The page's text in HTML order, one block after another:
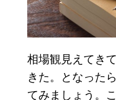
相場観見えてき
きた。となった
てみましょう。